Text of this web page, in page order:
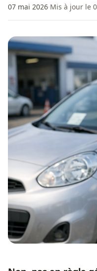
07 mai 2026·Mis à jour le